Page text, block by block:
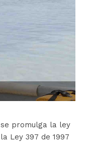
promulga la ley
Ley 397 de 1997